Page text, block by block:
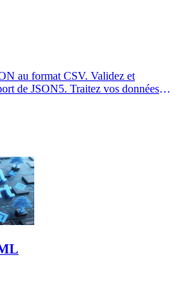
au format CSV. Validez et
de JSON5. Traitez vos données